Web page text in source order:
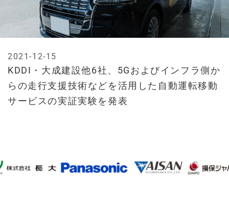
KDDI・大成建設他6社、5Gおよびインフラ側か
らの走行支援技術などを活用した自動運転移動
サービスの実証実験を発表
2021-12-15